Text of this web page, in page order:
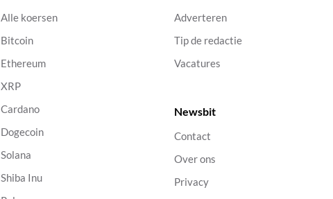
Alle koersen
Bitcoin
Ethereum
XRP
Cardano
Dogecoin
Solana
Shiba Inu
Adverteren
Tip de redactie
Vacatures
Newsbit
Contact
Over ons
Privacy